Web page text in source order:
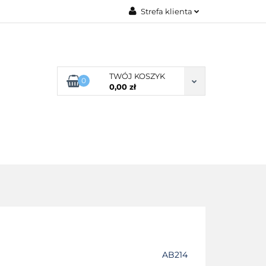
Strefa klienta
Dodaj zgłoszenie
0
TWÓJ KOSZYK
0,00 zł
AB214